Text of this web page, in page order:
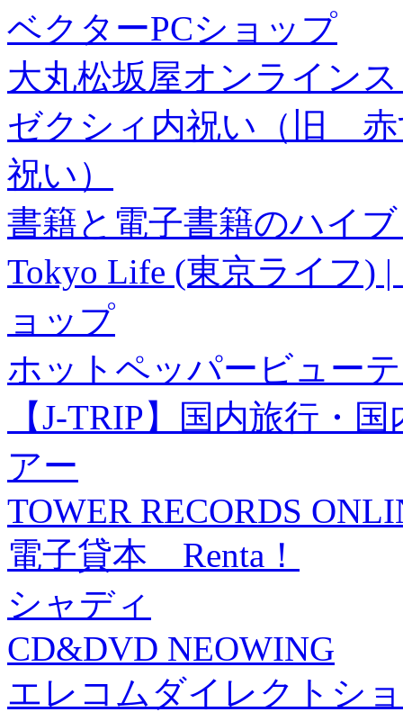
ベクターPCショップ
大丸松坂屋オンライン
ゼクシィ内祝い（旧 赤
祝い）
書籍と電子書籍のハイ
Tokyo Life (東京ライフ)
ョップ
ホットペッパービュー
【J-TRIP】国内旅行・
アー
TOWER RECORDS
電子貸本 Renta！
シャディ
CD&DVD NEOWING
エレコムダイレクトシ